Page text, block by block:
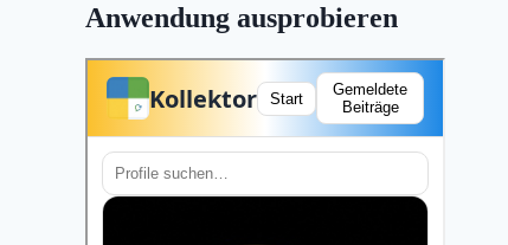
Anwendung ausprobieren